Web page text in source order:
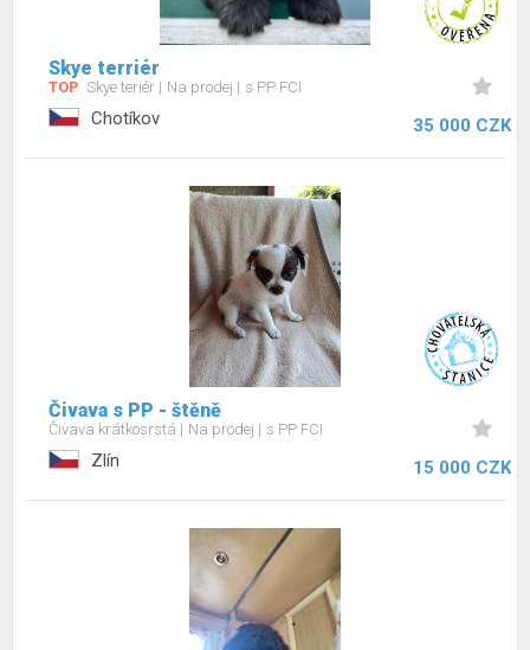
Skye terriér
TOP Skye teriér Na prodej s PP FCI
Chotíkov 35 000 CZK
Čivava s PP - štěně
Čivava krátkosrstá Na prodej s PP FCI
Zlín 15 000 CZK